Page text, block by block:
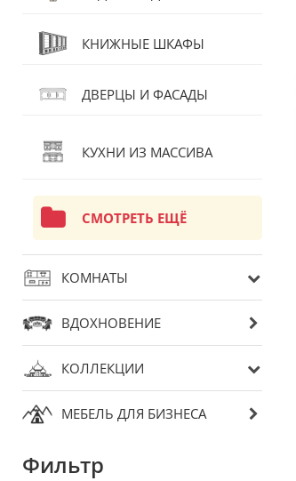
КНИЖНЫЕ ШКАФЫ
ДВЕРЦЫ И ФАСАДЫ
КУХНИ ИЗ МАССИВА
СМОТРЕТЬ ЕЩЁ
КОЛЛЕКЦИИ
КОМНАТЫ
МЕБЕЛЬ ДЛЯ БИЗНЕСА
ВДОХНОВЕНИЕ
Фильтр